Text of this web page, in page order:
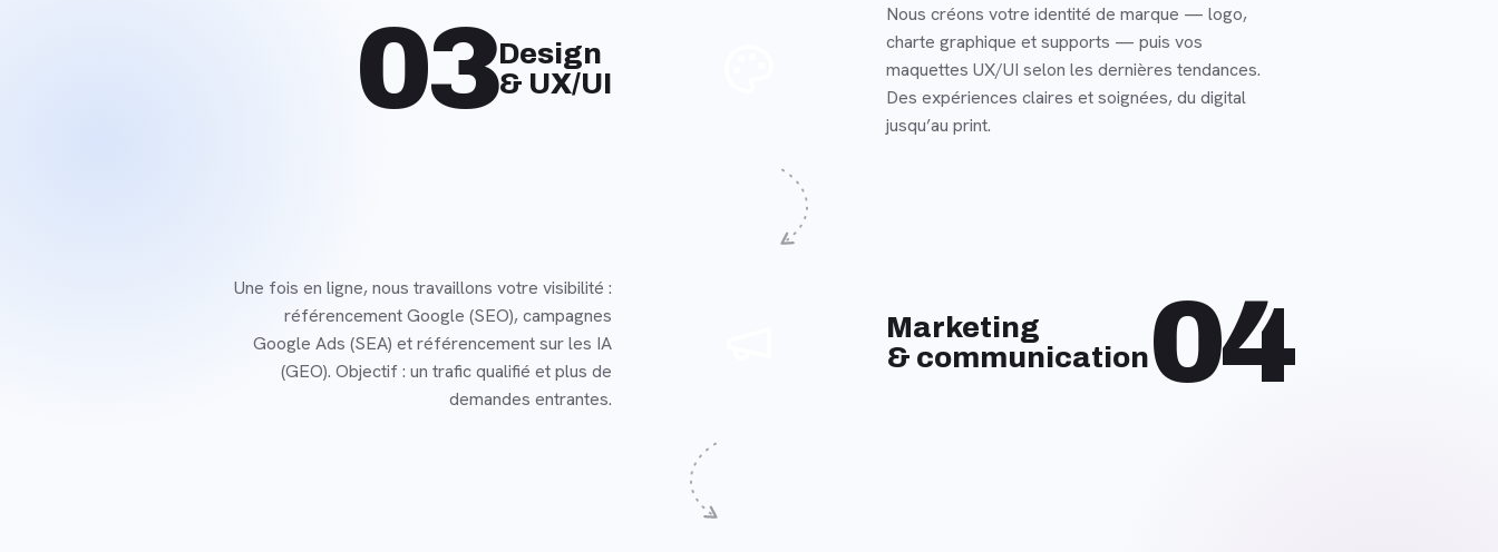
03Design
& UX/UI
Nous créons votre identité de marque — logo,
charte graphique et supports — puis vos
maquettes UX/UI selon les dernières tendances.
Des expériences claires et soignées, du digital
jusqu’au print.
Une fois en ligne, nous travaillons votre visibilité :
référencement Google (SEO), campagnes
Google Ads (SEA) et référencement sur les IA
(GEO). Objectif : un trafic qualifié et plus de
demandes entrantes.
Marketing
& communication04